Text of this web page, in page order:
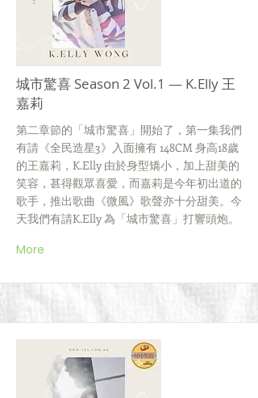
城市驚喜 Season 2 Vol.1 — K.Elly 王
嘉莉
第二章節的「城市驚喜」開始了，第一集我們
有請《全民造星3》入面擁有 148CM 身高18歲
的王嘉莉，K.Elly 由於身型矯小，加上甜美的
笑容，甚得觀眾喜愛，而嘉莉是今年初出道的
歌手，推出歌曲《微風》歌聲亦十分甜美。今
天我們有請K.Elly 為「城市驚喜」打響頭炮。
More